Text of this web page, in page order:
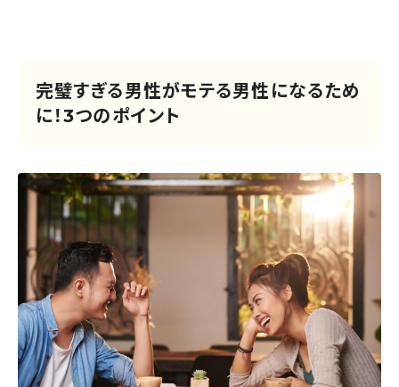
完璧すぎる男性がモテる男性になるため
に！3つのポイント